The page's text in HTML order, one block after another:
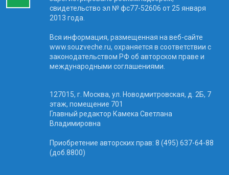
свидетельство эл № фc77-52606 от 25 января
2013 года.
Вся информация, размещенная на веб-сайте
www.souzveche.ru, охраняется в соответствии с
законодательством РФ об авторском праве и
международными соглашениями.
127015, г. Москва, ул. Новодмитровская, д. 2Б, 7
этаж, помещение 701
Главный редактор Камека Светлана
Владимировна
Приобретение авторских прав: 8 (495) 637-64-88
(доб.8800)